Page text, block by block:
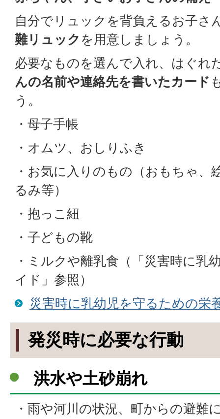
自分でリュックを背負えるお子さ
難リュック を用意しましょう。
必要なものを選んで入れ、はぐれ
んの名前や連絡先を書いたカード
う。
・母子手帳
・オムツ、おしりふき
・お気に入りのもの（おもちゃ、
るみ等）
・抱っこ紐
・子どもの靴
・ミルクや離乳食（「災害時に乳
イド」参照）
災害時に乳幼児を守るための栄
発災時に必要な行動
洪水や土砂崩れ
・雨や河川の状況、町からの避難